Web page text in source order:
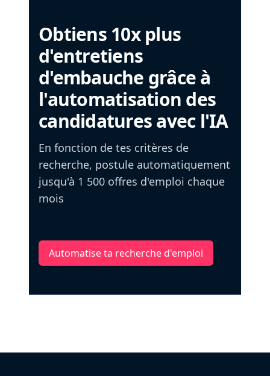
Obtiens 10x plus
d'entretiens
d'embauche grâce à
l'automatisation des
candidatures avec l'IA
En fonction de tes critères de
recherche, postule automatiquement
jusqu'à 1 500 offres d'emploi chaque
mois
Automatise ta recherche d'emploi